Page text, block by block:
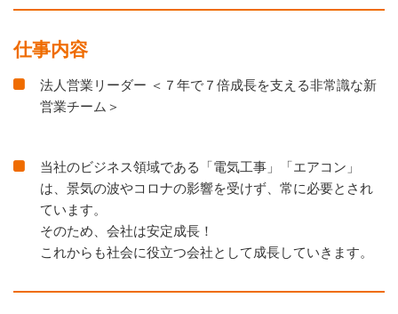
仕事内容
法人営業リーダー ＜７年で７倍成長を支える非常識な新
営業チーム＞
当社のビジネス領域である「電気工事」「エアコン」
は、景気の波やコロナの影響を受けず、常に必要とされ
ています。
そのため、会社は安定成長！
これからも社会に役立つ会社として成長していきます。